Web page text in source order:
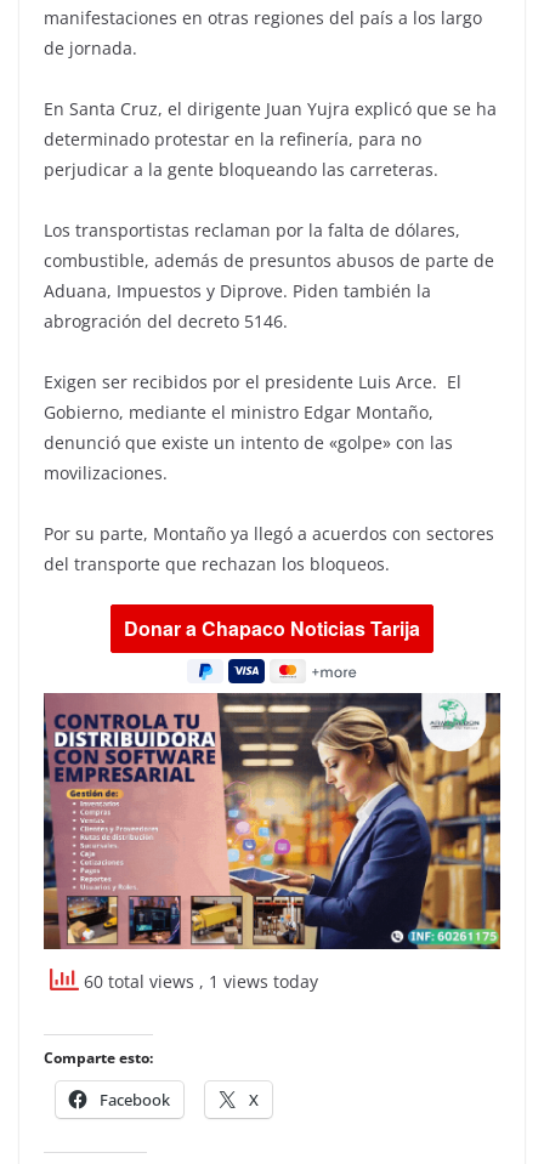
manifestaciones en otras regiones del país a los largo
de jornada.
En Santa Cruz, el dirigente Juan Yujra explicó que se ha
determinado protestar en la refinería, para no
perjudicar a la gente bloqueando las carreteras.
Los transportistas reclaman por la falta de dólares,
combustible, además de presuntos abusos de parte de
Aduana, Impuestos y Diprove. Piden también la
abrogración del decreto 5146.
Exigen ser recibidos por el presidente Luis Arce. El
Gobierno, mediante el ministro Edgar Montaño,
denunció que existe un intento de «golpe» con las
movilizaciones.
Por su parte, Montaño ya llegó a acuerdos con sectores
del transporte que rechazan los bloqueos.
60 total views , 1 views today
Comparte esto:
Facebook X